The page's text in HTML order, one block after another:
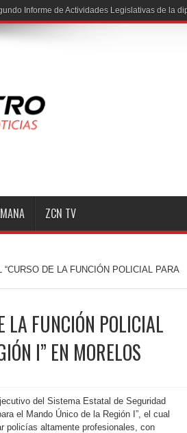
ZCN TV
“CURSO DE LA FUNCIÓN POLICIAL PARA
LA FUNCIÓN POLICIAL
I” EN MORELOS
del Sistema Estatal de Seguridad
el Mando Único de la Región I”, el cual
policías altamente profesionales, con